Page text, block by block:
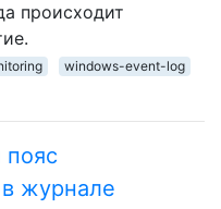
происходит
windows-event-log
пояс
журнале